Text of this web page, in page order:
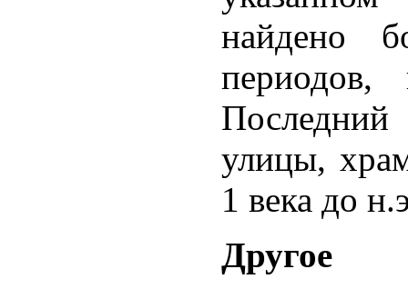
найдено
Последний
улицы,
1 века до
Другое